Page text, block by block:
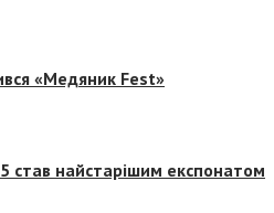
«Медяник Fest»
став найстарішим експонатом